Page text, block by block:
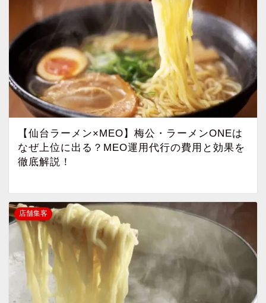
【仙台ラーメン×MEO】梅公・ラーメンONEは
なぜ上位に出る？MEO運用代行の費用と効果を
徹底解説！
店舗集客